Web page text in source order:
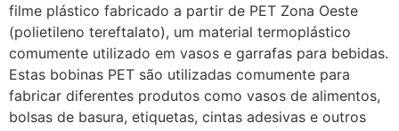
filme plástico fabricado a partir de PET Zona Oeste
(polietileno tereftalato), um material termoplástico
comumente utilizado em vasos e garrafas para bebidas.
Estas bobinas PET são utilizadas comumente para
fabricar diferentes produtos como vasos de alimentos,
bolsas de basura, etiquetas, cintas adesivas e outros